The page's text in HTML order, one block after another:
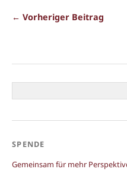
← Vorheriger Beitrag
SPENDE
Gemeinsam für mehr